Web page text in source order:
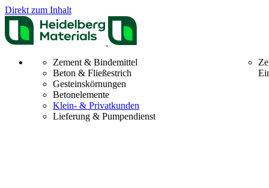
Direkt zum Inhalt
Zement & Bindemittel
Beton & Fließestrich
Gesteinskörnungen
Betonelemente
Klein- & Privatkunden
Lieferung & Pumpendienst